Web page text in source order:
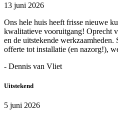
13 juni 2026
Ons hele huis heeft frisse nieuwe
kwalitatieve vooruitgang! Oprecht
en de uitstekende werkzaamheden.
offerte tot installatie (en nazorg!),
- Dennis van Vliet
Uitstekend
5 juni 2026